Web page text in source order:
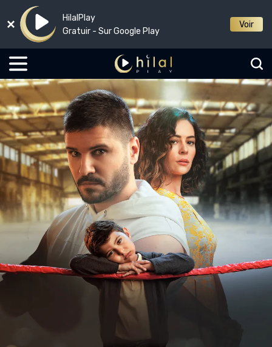
HilalPlay
Gratuir - Sur Google Play
Voir